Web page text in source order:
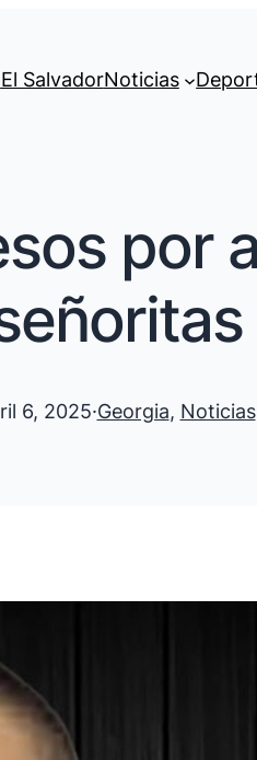
El SalvadorNoticias
por
6, 2025·Georgia, Noticias